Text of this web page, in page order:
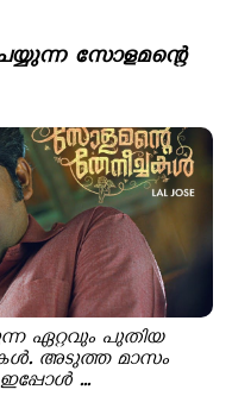
സോളമന്റെ
ഏറ്റവും പുതിയ
അടുത്ത മാസം
...